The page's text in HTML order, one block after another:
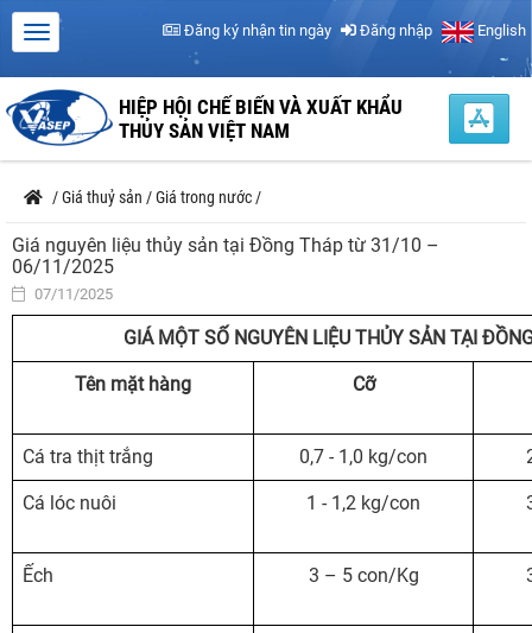
Đăng ký nhận tin ngày Đăng nhập English
HIỆP HỘI CHẾ BIẾN VÀ XUẤT KHẨU
THỦY SẢN VIỆT NAM
/Giá thuỷ sản /Giá trong nước /
Giá nguyên liệu thủy sản tại Đồng Tháp từ 31/10 –
06/11/2025
07/11/2025
GIÁ MỘT SỐ NGUYÊN LIỆU THỦY SẢN TẠI
Tên mặt hàng Cỡ
Cá tra thịt trắng 0,7 - 1,0 kg/con
Cá lóc nuôi 1 - 1,2 kg/con
Ếch 3 – 5 con/Kg